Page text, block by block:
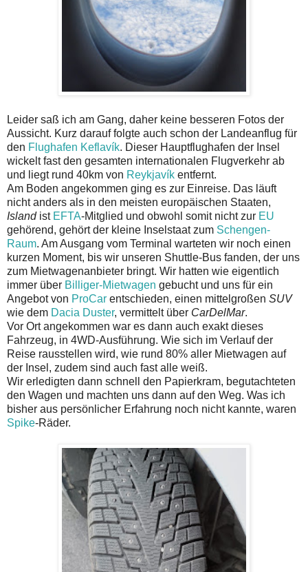
Leider saß ich am Gang, daher keine besseren Fotos der
Aussicht. Kurz darauf folgte auch schon der Landeanflug für
den Flughafen Keflavík. Dieser Hauptflughafen der Insel
wickelt fast den gesamten internationalen Flugverkehr ab
und liegt rund 40km von Reykjavík entfernt.
Am Boden angekommen ging es zur Einreise. Das läuft
nicht anders als in den meisten europäischen Staaten,
Island ist EFTA-Mitglied und obwohl somit nicht zur EU
gehörend, gehört der kleine Inselstaat zum Schengen-
Raum. Am Ausgang vom Terminal warteten wir noch einen
kurzen Moment, bis wir unseren Shuttle-Bus fanden, der uns
zum Mietwagenanbieter bringt. Wir hatten wie eigentlich
immer über Billiger-Mietwagen gebucht und uns für ein
Angebot von ProCar entschieden, einen mittelgroßen SUV
wie dem Dacia Duster, vermittelt über CarDelMar.
Vor Ort angekommen war es dann auch exakt dieses
Fahrzeug, in 4WD-Ausführung. Wie sich im Verlauf der
Reise rausstellen wird, wie rund 80% aller Mietwagen auf
der Insel, zudem sind auch fast alle weiß.
Wir erledigten dann schnell den Papierkram, begutachteten
den Wagen und machten uns dann auf den Weg. Was ich
bisher aus persönlicher Erfahrung noch nicht kannte, waren
Spike-Räder.